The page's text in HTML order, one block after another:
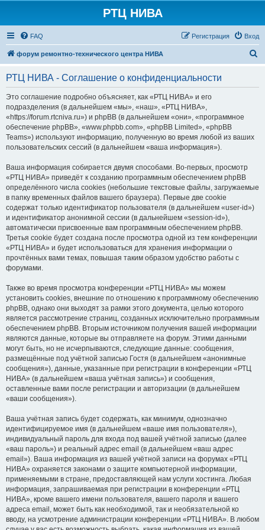
РТЦ НИВА
FAQ Вход
Регистрация
форум ремонтно-технического центра НИВА
РТЦ НИВА - Соглашение о конфиденциальности
Это соглашение подробно объясняет, как «РТЦ НИВА» и его
подразделения (в дальнейшем «мы», «наш», «РТЦ НИВА»,
«https://forum.rtcniva.ru») и phpBB (в дальнейшем «они», «программное
обеспечение phpBB», «www.phpbb.com», «phpBB Limited», «phpBB
Teams») используют информацию, полученную во время любой из ваших
пользовательских сессий (в дальнейшем «ваша информация»).
Ваша информация собирается двумя способами. Во-первых, просмотр
«РТЦ НИВА» приведёт к созданию программным обеспечением phpBB
определённого числа cookies (небольшие текстовые файлы, загружаемые
в папку временных файлов вашего браузера). Первые две cookie
содержат только идентификатор пользователя (в дальнейшем «user-id»)
и идентификатор анонимной сессии (в дальнейшем «session-id»),
автоматически присвоенные вам программным обеспечением phpBB.
Третья cookie будет создана после просмотра одной из тем конференции
«РТЦ НИВА» и будет использоваться для хранения информации о
прочтённых вами темах, повышая таким образом удобство работы с
форумами.
Также во время просмотра конференции «РТЦ НИВА» мы можем
установить cookies, внешние по отношению к программному обеспечению
phpBB, однако они выходят за рамки этого документа, целью которого
является рассмотрение страниц, созданных исключительно программным
обеспечением phpBB. Вторым источником получения вашей информации
являются данные, которые вы отправляете на форум. Этими данными
могут быть, но не исчерпываются, следующие данные: сообщения,
размещённые под учётной записью Гостя (в дальнейшем «анонимные
сообщения»), данные, указанные при регистрации в конференции «РТЦ
НИВА» (в дальнейшем «ваша учётная запись») и сообщения,
оставленные вами после регистрации и авторизации (в дальнейшем
«ваши сообщения»).
Ваша учётная запись будет содержать, как минимум, однозначно
идентифицируемое имя (в дальнейшем «ваше имя пользователя»),
индивидуальный пароль для входа под вашей учётной записью (далее
«ваш пароль») и реальный адрес email (в дальнейшем «ваш адрес
email»). Ваша информация из вашей учётной записи на форумах «РТЦ
НИВА» охраняется законами о защите компьютерной информации,
применяемыми в стране, предоставляющей нам услуги хостинга. Любая
информация, запрашиваемая при регистрации в конференции «РТЦ
НИВА», кроме вашего имени пользователя, вашего пароля и вашего
адреса email, может быть как необходимой, так и необязательной ко
вводу, на усмотрение администрации конференции «РТЦ НИВА». В любом